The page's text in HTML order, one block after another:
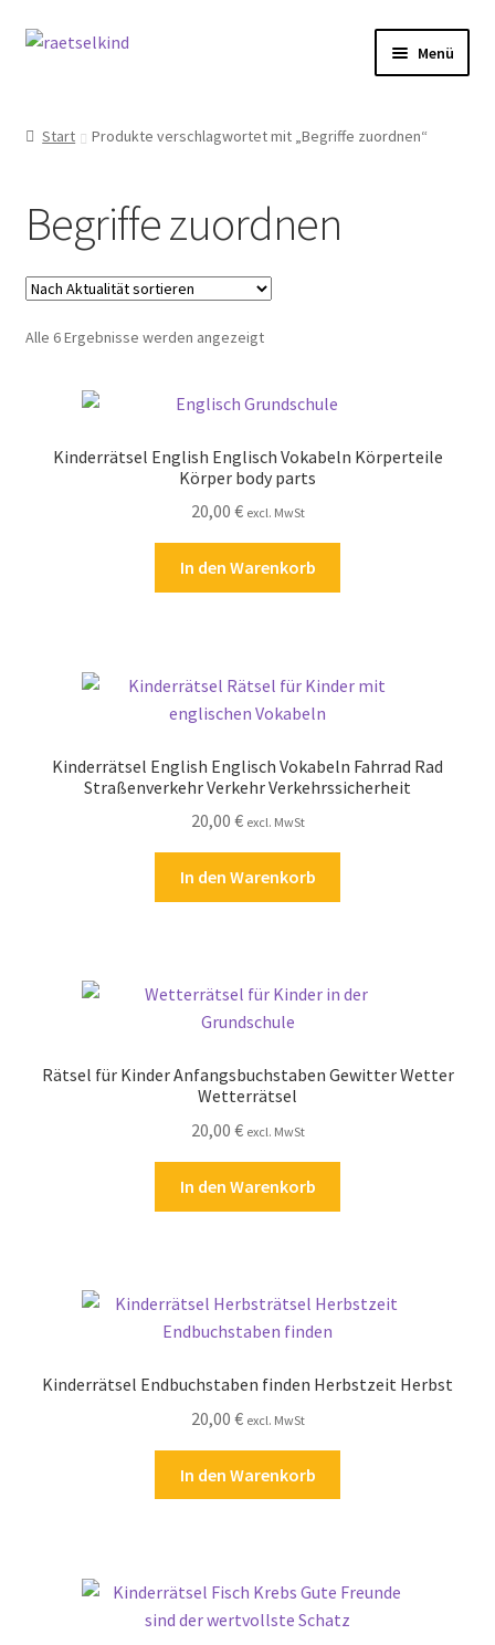
Zur
Zum
Menü
Cookie-Richtlinie (EU)
Datenschutzbelehrung
Echtheit von Bewertungen
Impressum
Mein Konto
Widerrufsbelehrung
Start Produkte verschlagwortet mit „Begriffe zuordnen“
Begriffe zuordnen
Alle 6 Ergebnisse werden angezeigtNach
Kinderrätsel English Englisch Vokabeln Körperteile
Körper body parts
20,00 € excl. MwSt
In den Warenkorb
Kinderrätsel English Englisch Vokabeln Fahrrad Rad
Straßenverkehr Verkehr Verkehrssicherheit
20,00 € excl. MwSt
In den Warenkorb
Rätsel für Kinder Anfangsbuchstaben Gewitter Wetter
Wetterrätsel
20,00 € excl. MwSt
In den Warenkorb
Kinderrätsel Endbuchstaben finden Herbstzeit Herbst
20,00 € excl. MwSt
In den Warenkorb